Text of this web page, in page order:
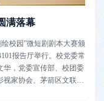
满落幕
校园”微短剧剧本大赛颁
报告厅举行。校党委常
华，党委宣传部、校团委
视家协会、茅箭区文联等